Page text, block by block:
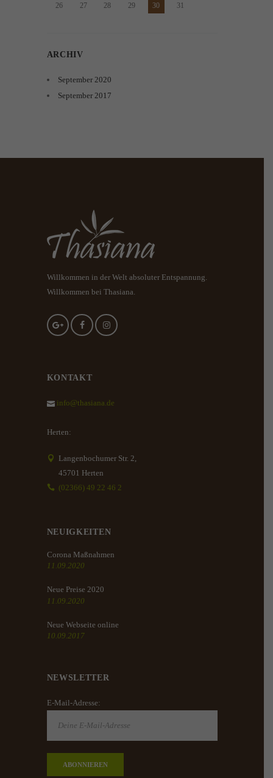
26 27 28 29 30 31
ARCHIV
September 2020
September 2017
Willkommen in der Welt absoluter Entspannung.
Willkommen bei Thasiana.
KONTAKT
info@thasiana.de
Herten:
Langenbochumer Str. 2,
45701 Herten
(02366) 49 22 46 2
NEUIGKEITEN
Corona Maßnahmen
11.09.2020
Neue Preise 2020
11.09.2020
Neue Webseite online
10.09.2017
NEWSLETTER
E-Mail-Adresse: